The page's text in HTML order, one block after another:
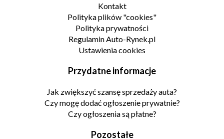
Kontakt
Polityka plików "cookies"
Polityka prywatności
Regulamin Auto-Rynek.pl
Ustawienia cookies
Przydatne informacje
Jak zwiększyć szansę sprzedaży auta?
Czy mogę dodać ogłoszenie prywatnie?
Czy ogłoszenia są płatne?
Pozostałe